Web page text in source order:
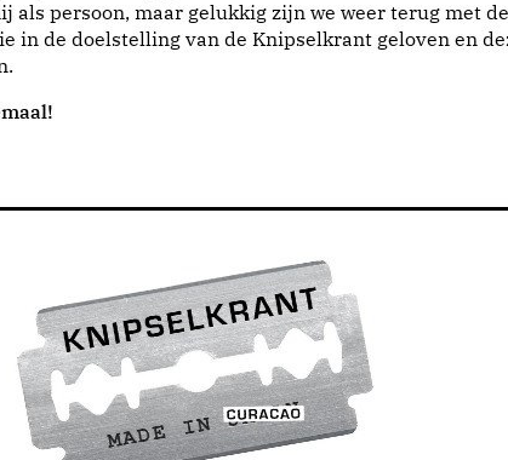
als persoon, maar gelukkig zijn we weer terug met de
in de doelstelling van de Knipselkrant geloven en